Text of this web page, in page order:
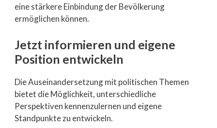
eine stärkere Einbindung der Bevölkerung
ermöglichen können.
Jetzt informieren und eigene
Position entwickeln
Die Auseinandersetzung mit politischen Themen
bietet die Möglichkeit, unterschiedliche
Perspektiven kennenzulernen und eigene
Standpunkte zu entwickeln.